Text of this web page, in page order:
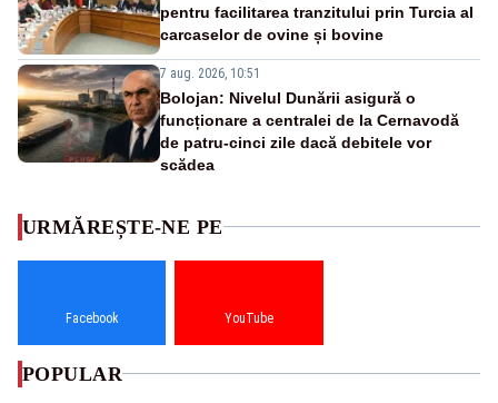
pentru facilitarea tranzitului prin Turcia al
carcaselor de ovine și bovine
7 aug. 2026, 10:51
Bolojan: Nivelul Dunării asigură o
funcționare a centralei de la Cernavodă
de patru-cinci zile dacă debitele vor
scădea
URMĂREȘTE-NE PE
Facebook YouTube
POPULAR